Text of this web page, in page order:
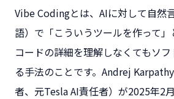
Vibe Codingとは、AIに対して自然
語）で「こういうツールを作って」
コードの詳細を理解しなくてもソ
る手法のことです。Andrej
者、元Tesla AI責任者）が2025年2